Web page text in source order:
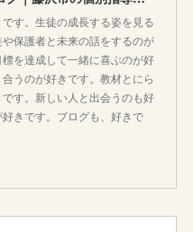
す。生徒の成長する姿を見る
保護者と未来の話をするのが
を達成して一緒に喜ぶのが好
うのが好きです。教材とにら
す。新しい人と出会うのも好
きです。ブログも、好きで